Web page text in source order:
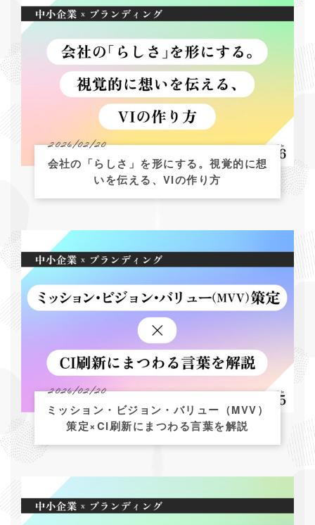
2026/02/20
会社の「らしさ」を形にする。視覚的に想
いを伝える、VIの作り方
2026/02/20
ミッション・ビジョン・バリュー（MVV）
策定×CI刷新にまつわる言葉を解説